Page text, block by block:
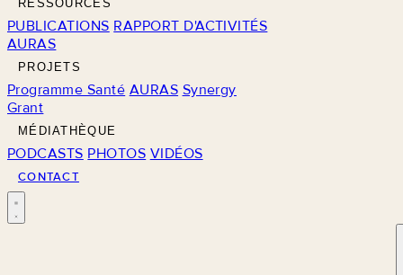
RESSOURCES
PUBLICATIONS RAPPORT D'ACTIVITÉS
AURAS
PROJETS
Programme Santé AURAS Synergy
Grant
MÉDIATHÈQUE
PODCASTS PHOTOS VIDÉOS
CONTACT